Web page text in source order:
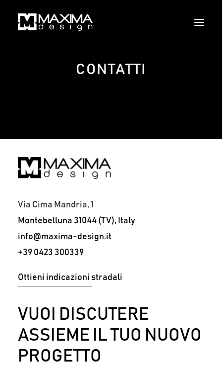
PROJECT
CONTATTI
IT
CONTATTI
Via Cima Mandria, 1
Montebelluna 31044 (TV), Italy
info@maxima-design.it
+39 0423 300339
Ottieni indicazioni stradali
VUOI DISCUTERE
ASSIEME IL TUO NUOVO
PROGETTO